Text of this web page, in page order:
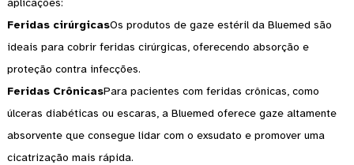
Feridas cirúrgicasOs produtos de gaze estéril da Bluemed ​​são
ideais para cobrir feridas cirúrgicas, oferecendo absorção e
proteção contra infecções.
Feridas CrônicasPara pacientes com feridas crônicas, como
úlceras diabéticas ou escaras, a Bluemed ​​oferece gaze altamente
absorvente que consegue lidar com o exsudato e promover uma
cicatrização mais rápida.